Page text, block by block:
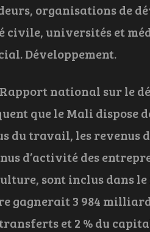
organisations de
civile, universités et
Développement.
national sur le
que le Mali dispose
du travail, les revenus
d’activité des
sont inclus dans
gagnerait 3 984
et 2 % du